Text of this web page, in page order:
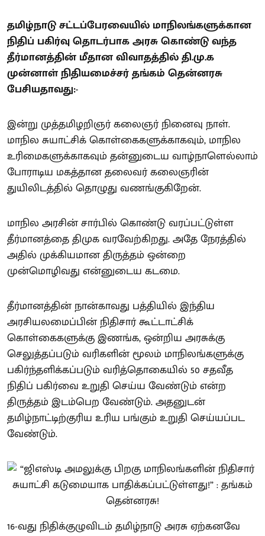
தமிழ்நாடு சட்டப்பேரவையில் மாநிலங்களுக்கான
நிதிப் பகிர்வு தொடர்பாக அரசு கொண்டு வந்த
தீர்மானத்தின் மீதான விவாதத்தில் தி.மு.க
முன்னாள் நிதியமைச்சர் தங்கம் தென்னரசு
பேசியதாவது:-
இன்று முத்தமிழறிஞர் கலைஞர் நினைவு நாள்.
மாநில சுயாட்சிக் கொள்கைகளுக்காகவும், மாநில
உரிமைகளுக்காகவும் தன்னுடைய வாழ்நாளெல்லாம்
போராடிய மகத்தான தலைவர் கலைஞரின்
துயிலிடத்தில் தொழுது வணங்குகிறேன்.
மாநில அரசின் சார்பில் கொண்டு வரப்பட்டுள்ள
தீர்மானத்தை திமுக வரவேற்கிறது. அதே நேரத்தில்
அதில் முக்கியமான திருத்தம் ஒன்றை
முன்மொழிவது என்னுடைய கடமை.
தீர்மானத்தின் நான்காவது பத்தியில் இந்திய
அரசியலமைப்பின் நிதிசார் கூட்டாட்சிக்
கொள்கைகளுக்கு இணங்க, ஒன்றிய அரசுக்கு
செலுத்தப்படும் வரிகளின் மூலம் மாநிலங்களுக்கு
பகிர்ந்தளிக்கப்படும் வரித்தொகையில் 50 சதவீத
நிதிப் பகிர்வை உறுதி செய்ய வேண்டும் என்ற
திருத்தம் இடம்பெற வேண்டும். அதனுடன்
தமிழ்நாட்டிற்குரிய உரிய பங்கும் உறுதி செய்யப்பட
வேண்டும்.
16-வது நிதிக்குழுவிடம் தமிழ்நாடு அரசு ஏற்கனவே